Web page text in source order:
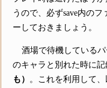
うので、必ずsave内の
ーしておきましょう。
酒場で待機している
のキャラと別れた時に
も）
。これを利用して、